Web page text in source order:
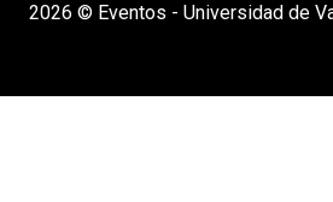
2026 © Eventos - Universidad de